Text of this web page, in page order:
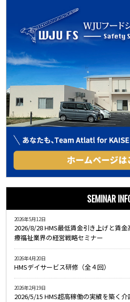
SEMINAR
2026/8/28 HMS最低賃金引き上げと賃
療福祉業界の経営戦略セミナー
2026年5月12日
HMSデイサービス研修（全４回）
2026年4月20日
2026/5/15 HMS超高稼働の実績を築く
2026年2月19日